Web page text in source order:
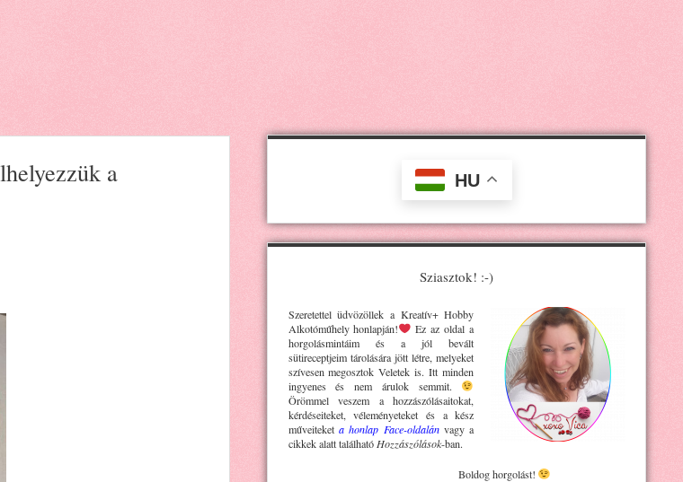
a
HU
Sziasztok! :-)
Szeretettel üdvözöllek a Kreatív+ Hobby
Alkotóműhelyhonlapján!
Ez az oldal a
horgolásmintáim és a jól bevált
sütireceptjeim tárolására jött létre, melyeket
szívesen megosztok Veletek is. Itt minden
ingyenes és nem árulok semmit.
Örömmel veszem a hozzászólásaitokat,
kérdéseiteket, véleményeteket és a kész
műveiteket a honlap Face-oldalánvagy a
cikkek alatt található Hozzászólások-ban.
Boldog horgolást!